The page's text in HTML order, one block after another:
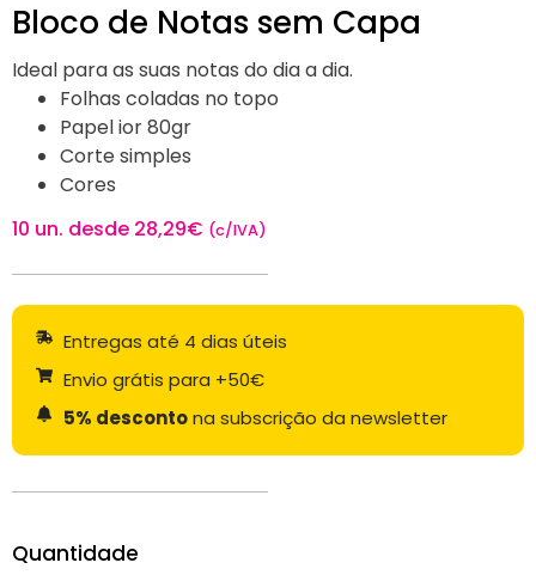
Bloco de Notas sem Capa
Ideal para as suas notas do dia a dia.
Folhas coladas no topo
Papel ior 80gr
Corte simples
Cores
10 un. desde 28,29€ (c/IVA)
Entregas até 4 dias úteis
Envio grátis para +50€
5% descontona subscrição da newsletter
Quantidade